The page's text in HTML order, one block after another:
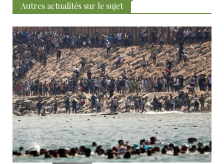
Autres actualités sur le sujet